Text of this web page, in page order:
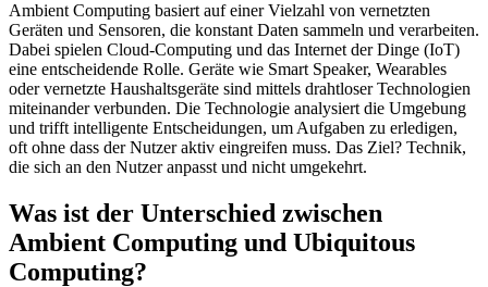
Ambient Computing basiert auf einer Vielzahl von vernetzten
Geräten und Sensoren, die konstant Daten sammeln und verarbeiten.
Dabei spielen Cloud-Computing und das Internet der Dinge (IoT)
eine entscheidende Rolle. Geräte wie Smart Speaker, Wearables
oder vernetzte Haushaltsgeräte sind mittels drahtloser Technologien
miteinander verbunden. Die Technologie analysiert die Umgebung
und trifft intelligente Entscheidungen, um Aufgaben zu erledigen,
oft ohne dass der Nutzer aktiv eingreifen muss. Das Ziel? Technik,
die sich an den Nutzer anpasst und nicht umgekehrt.
Was ist der Unterschied zwischen
Ambient Computing und Ubiquitous
Computing?